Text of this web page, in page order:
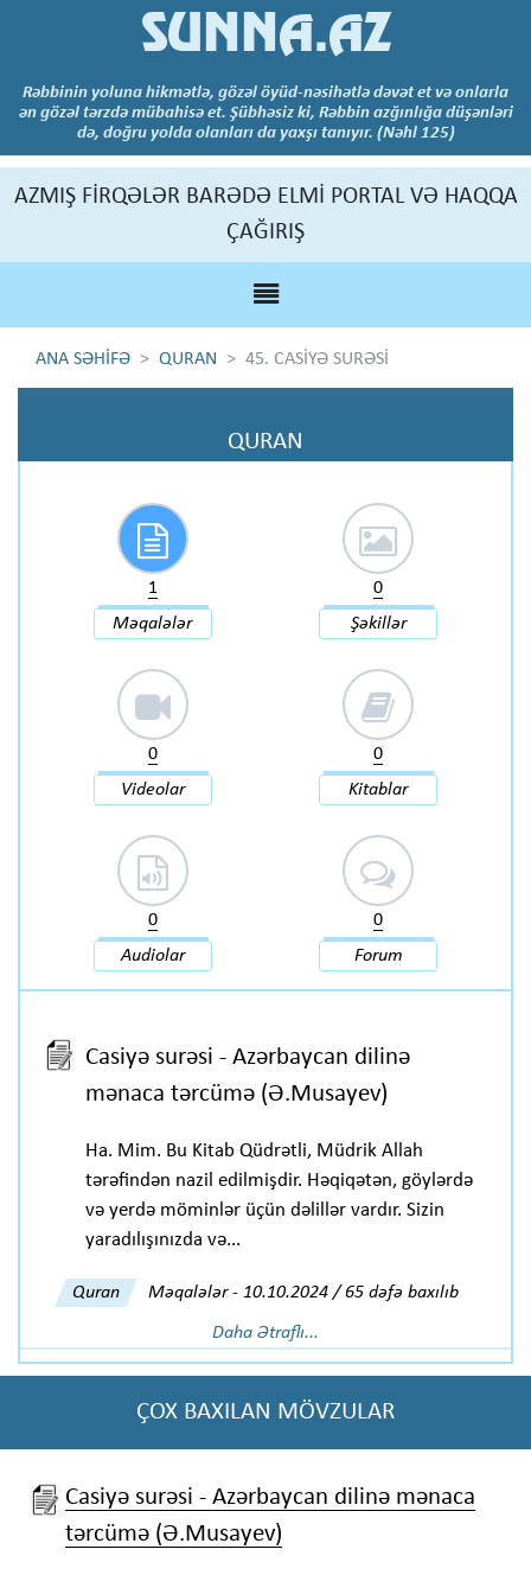
SUNNA.AZ
Rəbbinin yoluna hikmətlə, gözəl öyüd-nəsihətlə dəvət et və onlarla
ən gözəl tərzdə mübahisə et. Şübhəsiz ki, Rəbbin azğınlığa düşənləri
də, doğru yolda olanları da yaxşı tanıyır. (Nəhl 125)
AZMIŞ FİRQƏLƏR BARƏDƏ ELMİ PORTAL VƏ HAQQA
ÇAĞIRIŞ
ANA SƏHİFƏ QURAN 45. CASİYƏ SURƏSİ
QURAN
1
Məqalələr
0
Şəkillər
0
Videolar
0
Kitablar
0
Audiolar
0
Forum
Casiyə surəsi - Azərbaycan dilinə
mənaca tərcümə (Ə.Musayev)
Ha. Mim. Bu Kitab Qüdrətli, Müdrik Allah
tərəfindən nazil edilmişdir. Həqiqətən, göylərdə
və yerdə möminlər üçün dəlillər vardır. Sizin
yaradılışınızda və...
Quran Məqalələr- 10.10.2024 / 65 dəfə baxılıb
Daha Ətraflı...
ÇOX BAXILAN MÖVZULAR
Casiyə surəsi - Azərbaycan dilinə mənaca
tərcümə (Ə.Musayev)